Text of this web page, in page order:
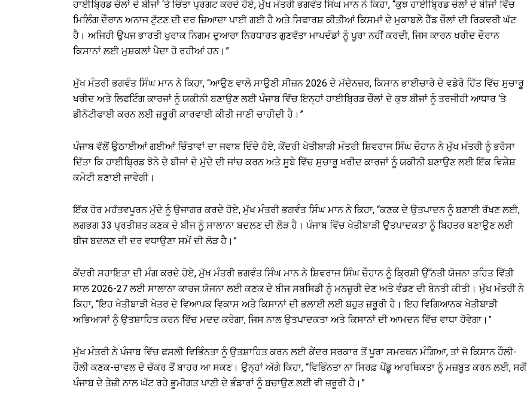
ਹਾਈਬ੍ਰਿਡ ਚੌਲਾਂ ਦੇ ਬੀਜਾਂ ‘ਤੇ ਚਿੰਤਾ ਪ੍ਰਗਟ ਕਰਦੇ ਹੋਏ, ਮੁੱਖ ਮੰਤਰੀ ਭਗਵੰਤ ਸਿੰਘ ਮਾਨ ਨੇ ਕਿਹਾ, “ਕੁਝ ਹਾਈਬ੍ਰਿਡ ਚੌਲਾਂ ਦੇ ਬੀਜਾਂ ਵਿੱਚ
ਮਿਲਿੰਗ ਦੌਰਾਨ ਅਨਾਜ ਟੁੱਟਣ ਦੀ ਦਰ ਜ਼ਿਆਦਾ ਪਾਈ ਗਈ ਹੈ ਅਤੇ ਸਿਫਾਰਸ਼ ਕੀਤੀਆਂ ਕਿਸਮਾਂ ਦੇ ਮੁਕਾਬਲੇ ਹੈੱਡ ਚੌਲਾਂ ਦੀ ਰਿਕਵਰੀ ਘੱਟ
ਹੈ। ਅਜਿਹੀ ਉਪਜ ਭਾਰਤੀ ਖੁਰਾਕ ਨਿਗਮ ਦੁਆਰਾ ਨਿਰਧਾਰਤ ਗੁਣਵੱਤਾ ਮਾਪਦੰਡਾਂ ਨੂੰ ਪੂਰਾ ਨਹੀਂ ਕਰਦੀ, ਜਿਸ ਕਾਰਨ ਖਰੀਦ ਦੌਰਾਨ
ਕਿਸਾਨਾਂ ਲਈ ਮੁਸ਼ਕਲਾਂ ਪੈਦਾ ਹੋ ਰਹੀਆਂ ਹਨ।”
ਮੁੱਖ ਮੰਤਰੀ ਭਗਵੰਤ ਸਿੰਘ ਮਾਨ ਨੇ ਕਿਹਾ, “ਆਉਣ ਵਾਲੇ ਸਾਉਣੀ ਸੀਜ਼ਨ 2026 ਦੇ ਮੱਦੇਨਜ਼ਰ, ਕਿਸਾਨ ਭਾਈਚਾਰੇ ਦੇ ਵਡੇਰੇ ਹਿੱਤ ਵਿੱਚ ਸੁਚਾਰੂ
ਖਰੀਦ ਅਤੇ ਲਿਫਟਿੰਗ ਕਾਰਜਾਂ ਨੂੰ ਯਕੀਨੀ ਬਣਾਉਣ ਲਈ ਪੰਜਾਬ ਵਿੱਚ ਇਨ੍ਹਾਂ ਹਾਈਬ੍ਰਿਡ ਚੌਲਾਂ ਦੇ ਕੁਝ ਬੀਜਾਂ ਨੂੰ ਤਰਜੀਹੀ ਆਧਾਰ ‘ਤੇ
ਡੀਨੋਟੀਫਾਈ ਕਰਨ ਲਈ ਜ਼ਰੂਰੀ ਕਾਰਵਾਈ ਕੀਤੀ ਜਾਣੀ ਚਾਹੀਦੀ ਹੈ।”
ਪੰਜਾਬ ਵੱਲੋਂ ਉਠਾਈਆਂ ਗਈਆਂ ਚਿੰਤਾਵਾਂ ਦਾ ਜਵਾਬ ਦਿੰਦੇ ਹੋਏ, ਕੇਂਦਰੀ ਖੇਤੀਬਾੜੀ ਮੰਤਰੀ ਸ਼ਿਵਰਾਜ ਸਿੰਘ ਚੌਹਾਨ ਨੇ ਮੁੱਖ ਮੰਤਰੀ ਨੂੰ ਭਰੋਸਾ
ਦਿੱਤਾ ਕਿ ਹਾਈਬ੍ਰਿਡ ਝੋਨੇ ਦੇ ਬੀਜਾਂ ਦੇ ਮੁੱਦੇ ਦੀ ਜਾਂਚ ਕਰਨ ਅਤੇ ਸੂਬੇ ਵਿੱਚ ਸੁਚਾਰੂ ਖਰੀਦ ਕਾਰਜਾਂ ਨੂੰ ਯਕੀਨੀ ਬਣਾਉਣ ਲਈ ਇੱਕ ਵਿਸ਼ੇਸ਼
ਕਮੇਟੀ ਬਣਾਈ ਜਾਵੇਗੀ।
ਇੱਕ ਹੋਰ ਮਹੱਤਵਪੂਰਨ ਮੁੱਦੇ ਨੂੰ ਉਜਾਗਰ ਕਰਦੇ ਹੋਏ, ਮੁੱਖ ਮੰਤਰੀ ਭਗਵੰਤ ਸਿੰਘ ਮਾਨ ਨੇ ਕਿਹਾ, “ਕਣਕ ਦੇ ਉਤਪਾਦਨ ਨੂੰ ਬਣਾਈ ਰੱਖਣ ਲਈ,
ਲਗਭਗ 33 ਪ੍ਰਤੀਸ਼ਤ ਕਣਕ ਦੇ ਬੀਜ ਨੂੰ ਸਾਲਾਨਾ ਬਦਲਣ ਦੀ ਲੋੜ ਹੈ। ਪੰਜਾਬ ਵਿੱਚ ਖੇਤੀਬਾੜੀ ਉਤਪਾਦਕਤਾ ਨੂੰ ਬਿਹਤਰ ਬਣਾਉਣ ਲਈ
ਬੀਜ ਬਦਲਣ ਦੀ ਦਰ ਵਧਾਉਣਾ ਸਮੇਂ ਦੀ ਲੋੜ ਹੈ।”
ਕੇਂਦਰੀ ਸਹਾਇਤਾ ਦੀ ਮੰਗ ਕਰਦੇ ਹੋਏ, ਮੁੱਖ ਮੰਤਰੀ ਭਗਵੰਤ ਸਿੰਘ ਮਾਨ ਨੇ ਸ਼ਿਵਰਾਜ ਸਿੰਘ ਚੌਹਾਨ ਨੂੰ ਕ੍ਰਿਸ਼ੀ ਉੱਨਤੀ ਯੋਜਨਾ ਤਹਿਤ ਵਿੱਤੀ
ਸਾਲ 2026-27 ਲਈ ਸਾਲਾਨਾ ਕਾਰਜ ਯੋਜਨਾ ਲਈ ਕਣਕ ਦੇ ਬੀਜ ਸਬਸਿਡੀ ਨੂੰ ਮਨਜ਼ੂਰੀ ਦੇਣ ਅਤੇ ਵੰਡਣ ਦੀ ਬੇਨਤੀ ਕੀਤੀ। ਮੁੱਖ ਮੰਤਰੀ ਨੇ
ਕਿਹਾ, “ਇਹ ਖੇਤੀਬਾੜੀ ਖੇਤਰ ਦੇ ਵਿਆਪਕ ਵਿਕਾਸ ਅਤੇ ਕਿਸਾਨਾਂ ਦੀ ਭਲਾਈ ਲਈ ਬਹੁਤ ਜ਼ਰੂਰੀ ਹੈ। ਇਹ ਵਿਗਿਆਨਕ ਖੇਤੀਬਾੜੀ
ਅਭਿਆਸਾਂ ਨੂੰ ਉਤਸ਼ਾਹਿਤ ਕਰਨ ਵਿੱਚ ਮਦਦ ਕਰੇਗਾ, ਜਿਸ ਨਾਲ ਉਤਪਾਦਕਤਾ ਅਤੇ ਕਿਸਾਨਾਂ ਦੀ ਆਮਦਨ ਵਿੱਚ ਵਾਧਾ ਹੋਵੇਗਾ।”
ਮੁੱਖ ਮੰਤਰੀ ਨੇ ਪੰਜਾਬ ਵਿੱਚ ਫਸਲੀ ਵਿਭਿੰਨਤਾ ਨੂੰ ਉਤਸ਼ਾਹਿਤ ਕਰਨ ਲਈ ਕੇਂਦਰ ਸਰਕਾਰ ਤੋਂ ਪੂਰਾ ਸਮਰਥਨ ਮੰਗਿਆ, ਤਾਂ ਜੋ ਕਿਸਾਨ ਹੌਲੀ-
ਹੌਲੀ ਕਣਕ-ਚਾਵਲ ਦੇ ਚੱਕਰ ਤੋਂ ਬਾਹਰ ਆ ਸਕਣ। ਉਨ੍ਹਾਂ ਅੱਗੇ ਕਿਹਾ, “ਵਿਭਿੰਨਤਾ ਨਾ ਸਿਰਫ਼ ਪੇਂਡੂ ਆਰਥਿਕਤਾ ਨੂੰ ਮਜ਼ਬੂਤ ​​ਕਰਨ ਲਈ, ਸਗੋਂ
ਪੰਜਾਬ ਦੇ ਤੇਜ਼ੀ ਨਾਲ ਘੱਟ ਰਹੇ ਭੂਮੀਗਤ ਪਾਣੀ ਦੇ ਭੰਡਾਰਾਂ ਨੂੰ ਬਚਾਉਣ ਲਈ ਵੀ ਜ਼ਰੂਰੀ ਹੈ।”